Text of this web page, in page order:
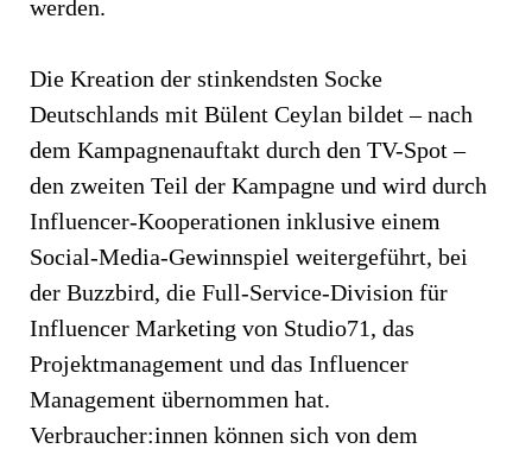
werden.
Die Kreation der stinkendsten Socke
Deutschlands mit Bülent Ceylan bildet – nach
dem Kampagnenauftakt durch den TV-Spot –
den zweiten Teil der Kampagne und wird durch
Influencer-Kooperationen inklusive einem
Social-Media-Gewinnspiel weitergeführt, bei
der Buzzbird, die Full-Service-Division für
Influencer Marketing von Studio71, das
Projektmanagement und das Influencer
Management übernommen hat.
Verbraucher:innen können sich von dem